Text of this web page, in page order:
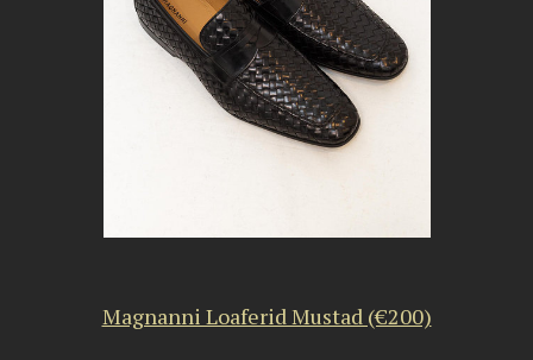
Magnanni Loaferid Mustad (€200)